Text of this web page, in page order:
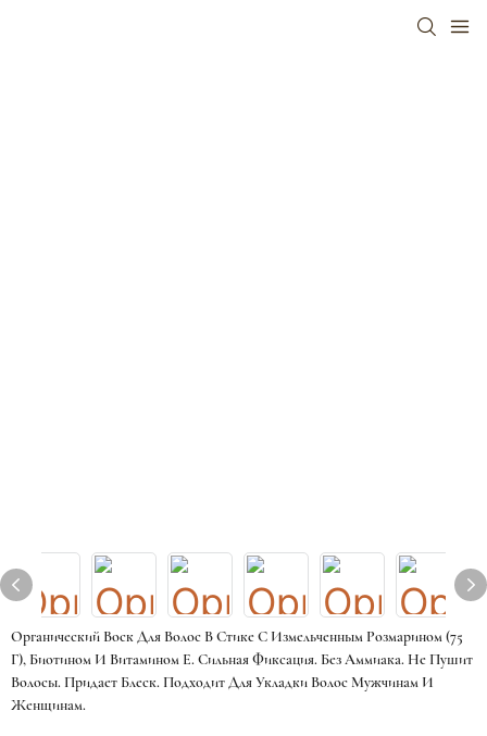
Органический Воск Для Волос В Стике С Измельченным Розмарином (75
Г), Биотином И Витамином Е. Сильная Фиксация. Без Аммиака. Не Пушит
Волосы. Придает Блеск. Подходит Для Укладки Волос Мужчинам И
Женщинам.